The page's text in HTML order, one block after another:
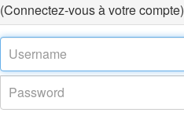
(Connectez-vous à votre compte)